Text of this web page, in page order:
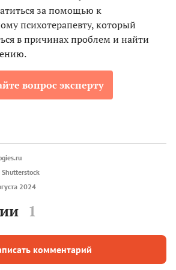
за помощью к
психотерапевту, который
в причинах проблем и найти
вопрос эксперту
Shutterstock
2024
1
комментарий